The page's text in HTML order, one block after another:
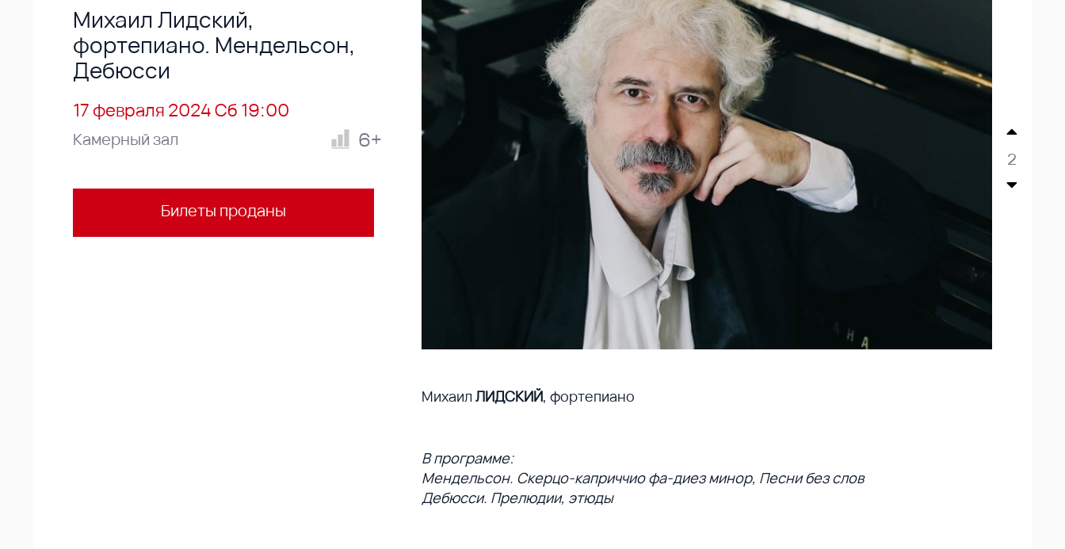
Михаил Лидский,
фортепиано. Мендельсон,
Дебюсси
17 февраля 2024 Сб 19:00
Камерный зал 6+
Билеты проданы
2
Михаил ЛИДСКИЙ, фортепиано
В программе:
Мендельсон. Скерцо-каприччио фа-диез минор, Песни без слов
Дебюсси. Прелюдии, этюды